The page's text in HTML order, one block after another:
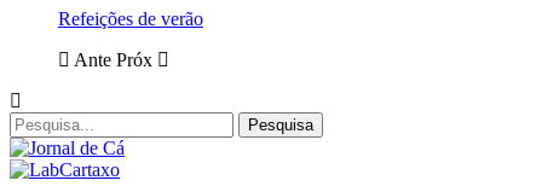
Refeições de verão
Ante Próx